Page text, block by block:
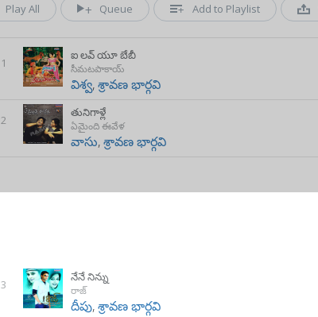
Play All Queue Add to Playlist
1
ఐ లవ్ యూ బేబీ
సీమటపాకాయ్
విశ్వ,శ్రావణ భార్గవి
2
తునిగాళ్లే
ఏమైంది ఈవేళ
వాసు,శ్రావణ భార్గవి
3
నేనే నిన్ను
రాజ్
దీపు,శ్రావణ భార్గవి